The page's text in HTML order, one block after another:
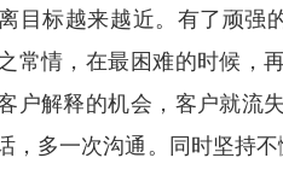
目标越来越近。有了顽强
常情，在最困难的时候，
户解释的机会，客户就流
，多一次沟通。同时坚持